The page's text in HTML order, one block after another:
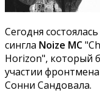
Сегодня
сингла Noize MC
Horizon", который
участии фронтмена
Сонни Сандовала.